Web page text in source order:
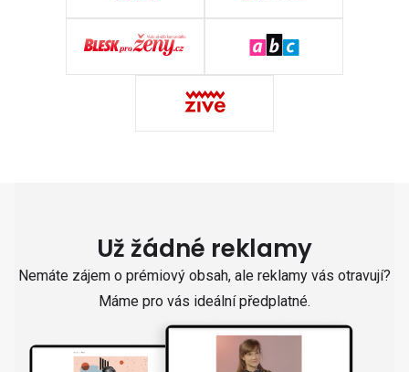
Už žádné reklamy
Nemáte zájem o prémiový obsah, ale reklamy vás otravují?
Máme pro vás ideální předplatné.